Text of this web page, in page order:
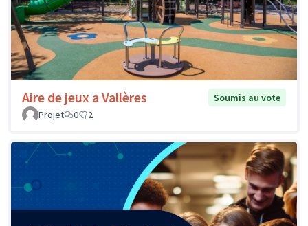
Aire de jeux a Vallères
Soumis au vote
Projet
0 2